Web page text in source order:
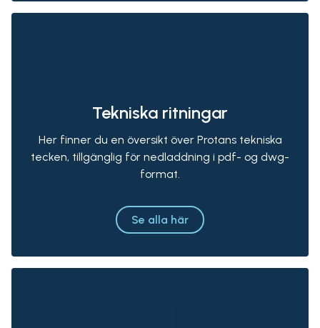
Tekniska ritningar
Her finner du en översikt över Protans tekniska
tecken, tillgänglig för nedladdning i pdf- og dwg-
format.
Se alla här